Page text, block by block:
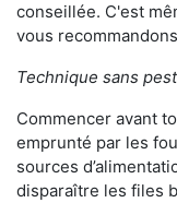
conseillée. C'est
vous
Technique sans
Commencer avant
emprunté par les
sources
disparaître les files